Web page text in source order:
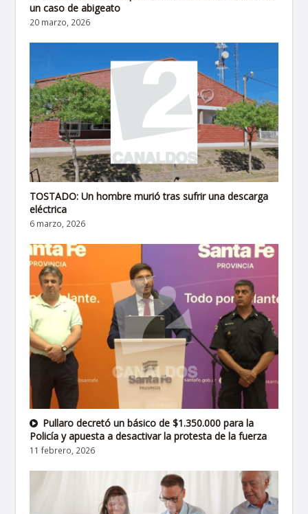
un caso de abigeato
20 marzo, 2026
TOSTADO: Un hombre murió tras sufrir una descarga
eléctrica
6 marzo, 2026
Pullaro decretó un básico de $1.350.000 para la
Policía y apuesta a desactivar la protesta de la fuerza
11 febrero, 2026